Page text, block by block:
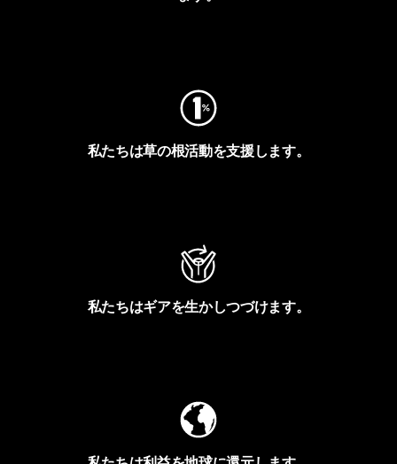
私たちは草の根活動を支援します。
私たちはギアを生かしつづけます。